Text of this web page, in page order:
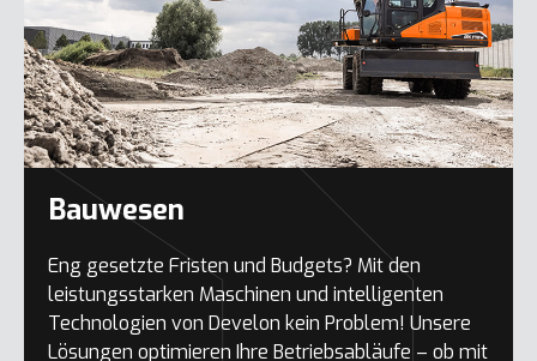
Bauwesen
Eng gesetzte Fristen und Budgets? Mit den
leistungsstarken Maschinen und intelligenten
Technologien von Develon kein Problem! Unsere
Lösungen optimieren Ihre Betriebsabläufe – ob mit